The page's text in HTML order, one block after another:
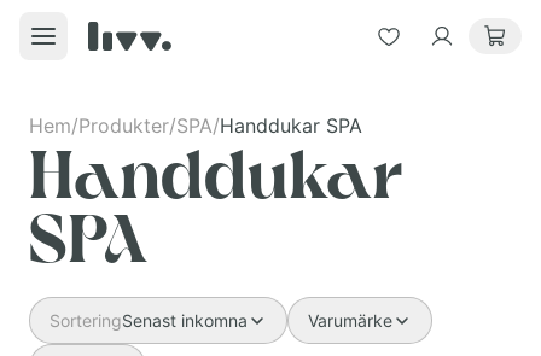
Hem/Produkter/SPA/Handdukar SPA
Handdukar
SPA
SorteringSenast inkomna Varumärke